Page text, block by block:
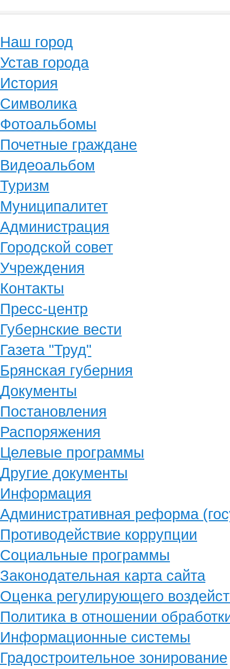
Наш город
Устав города
История
Символика
Фотоальбомы
Почетные граждане
Видеоальбом
Туризм
Муниципалитет
Администрация
Городской совет
Учреждения
Контакты
Пресс-центр
Губернские вести
Газета "Труд"
Брянская губерния
Документы
Постановления
Распоряжения
Целевые программы
Другие документы
Информация
Административная реформа
Противодействие коррупции
Социальные программы
Законодательная карта сайта
Оценка регулирующего
Политика в отношении
Информационные системы
Градостроительное зонирование